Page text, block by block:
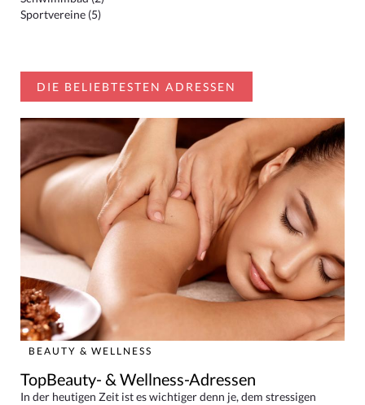
Sportvereine (5)
DIE BELIEBTESTEN ADRESSEN
BEAUTY & WELLNESS
TopBeauty- & Wellness-Adressen
In der heutigen Zeit ist es wichtiger denn je, dem stressigen